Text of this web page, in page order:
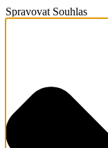
Spravovat Souhlas